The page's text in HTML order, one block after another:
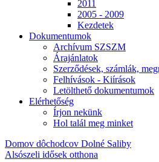
2011
2005 - 2009
Kezdetek
Dokumentumok
Archívum SZSZM
Árajánlatok
Szerződések, számlák,
Felhívások - Kiírások
Letölthető dokumentumok
Elérhetőség
Írjon nekünk
Hol talál meg minket
Domov dôchodcov Dolné Saliby
Alsószeli idősek otthona